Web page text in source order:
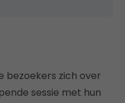
bezoekers zich over
sessie met hun